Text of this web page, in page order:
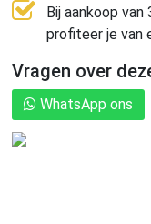
Bij aankoop
profiteer je van
Vragen over
WhatsApp ons